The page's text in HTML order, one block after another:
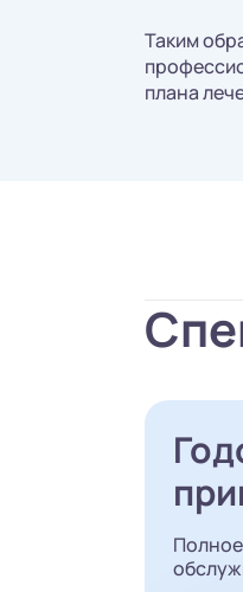
Таким
плана